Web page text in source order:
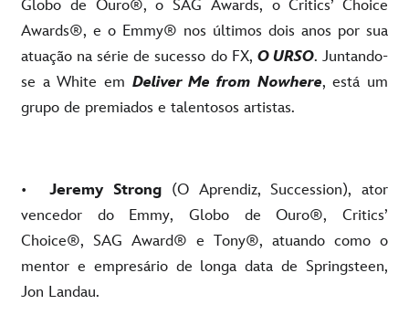
Globo de Ouro®, o SAG Awards, o Critics’ Choice
Awards®, e o Emmy® nos últimos dois anos por sua
atuação na série de sucesso do FX, O URSO. Juntando-
se a White em Deliver Me from Nowhere, está um
grupo de premiados e talentosos artistas.
•Jeremy Strong (O Aprendiz, Succession), ator
vencedor do Emmy, Globo de Ouro®, Critics’
Choice®, SAG Award® e Tony®, atuando como o
mentor e empresário de longa data de Springsteen,
Jon Landau.